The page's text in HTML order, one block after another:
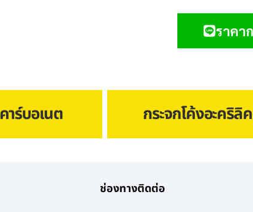
ราคา
าร์บอเนต กระจกโค้งอะคริลิค
ช่องทางติดต่อ